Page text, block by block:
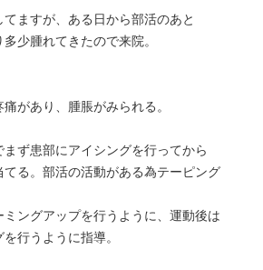
ますが、ある日から部活のあと
少腫れてきたので来院。
があり、腫脹がみられる。
ず患部にアイシングを行ってから
る。部活の活動がある為テーピング
ングアップを行うように、運動後は
行うように指導。